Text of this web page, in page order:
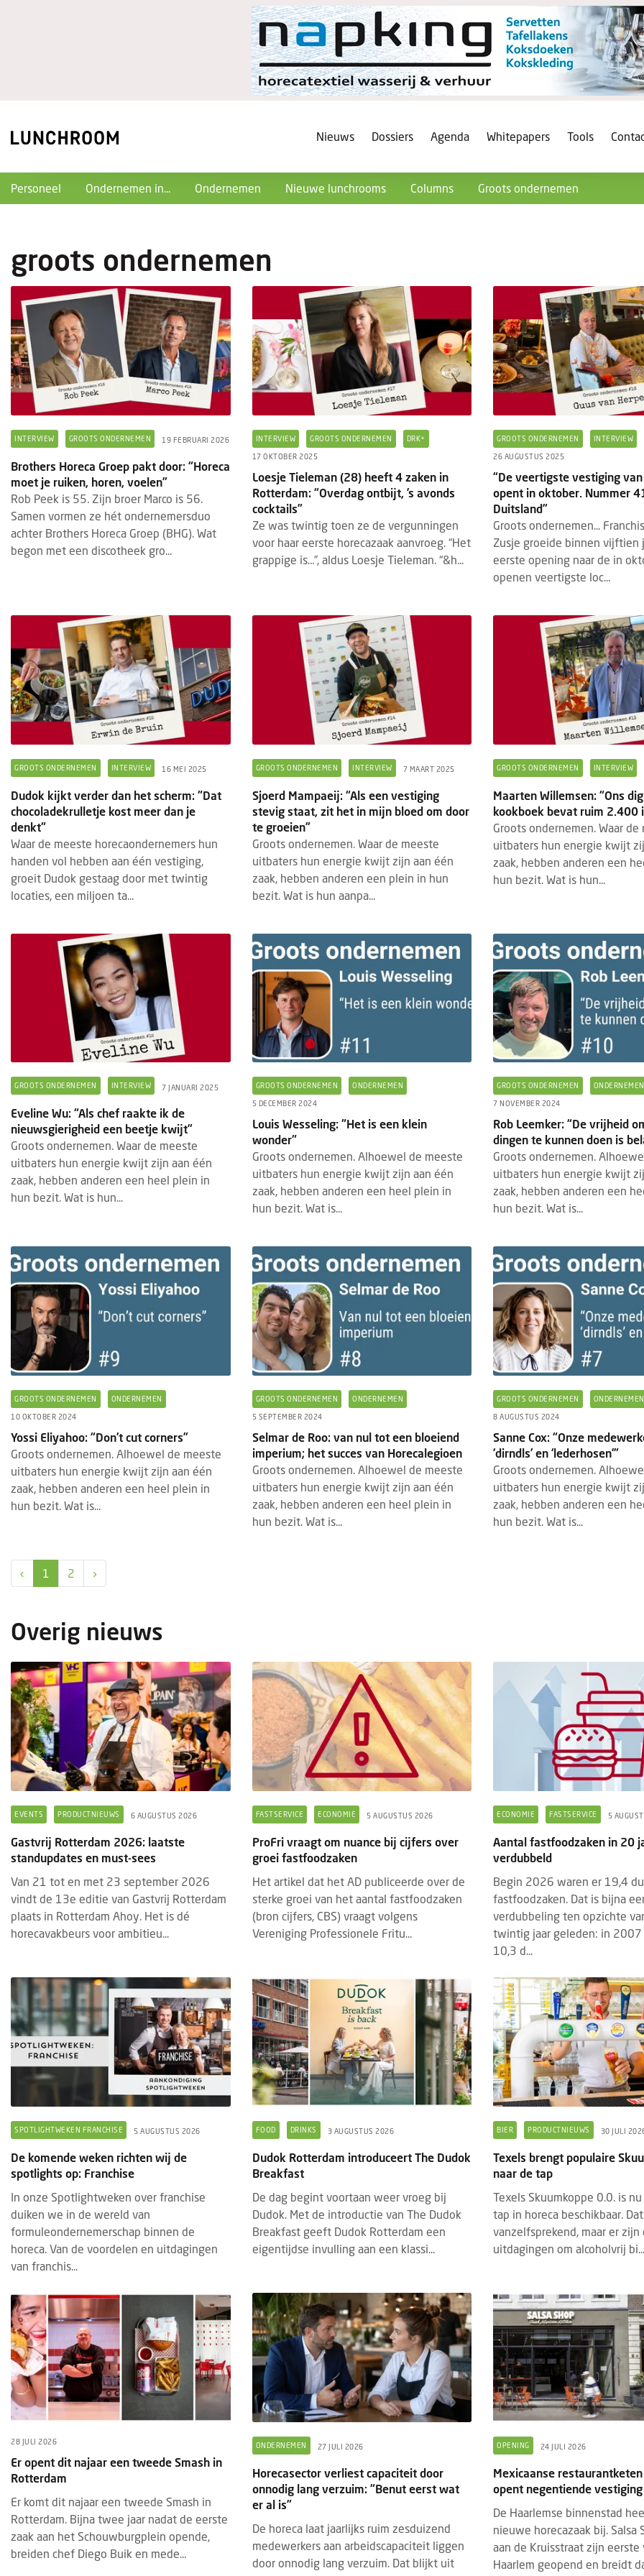
Nieuws Dossiers Agenda Whitepapers Tools
Personeel Ondernemen in... Ondernemen Nieuwe lunchrooms Columns Groots ondernemen
groots ondernemen
INTERVIEW GROOTS ONDERNEMEN 19 FEBRUARI 2026
Brothers Horeca Groep pakt door: “Horeca
moet je ruiken, horen, voelen”
Rob Peek is 55. Zijn broer Marco is 56.
Samen vormen ze hét ondernemersduo
achter Brothers Horeca Groep (BHG). Wat
begon met een discotheek gro...
INTERVIEW GROOTS ONDERNEMEN DRK+
17 OKTOBER 2025
Loesje Tieleman (28) heeft 4 zaken in
Rotterdam: “Overdag ontbijt, ’s avonds
cocktails”
Ze was twintig toen ze de vergunningen
voor haar eerste horecazaak aanvroeg. “Het
grappige is…”, aldus Loesje Tieleman. “&h...
GROOTS ONDERNEMEN INTERVIEW
26 AUGUSTUS 2025
“De veertigste vestiging van
opent in oktober. Nummer
Duitsland”
Groots ondernemen...
Zusje groeide binnen vijftien
eerste opening naar de in
openen veertigste loc...
GROOTS ONDERNEMEN INTERVIEW 16 MEI 2025
Dudok kijkt verder dan het scherm: "Dat
chocoladekrulletje kost meer dan je
denkt"
Waar de meeste horecaondernemers hun
handen vol hebben aan één vestiging,
groeit Dudok gestaag door met twintig
locaties, een miljoen ta...
GROOTS ONDERNEMEN INTERVIEW 7 MAART 2025
Sjoerd Mampaeij: “Als een vestiging
stevig staat, zit het in mijn bloed om door
te groeien”
Groots ondernemen. Waar de meeste
uitbaters hun energie kwijt zijn aan één
zaak, hebben anderen een plein in hun
bezit. Wat is hun aanpa...
GROOTS ONDERNEMEN INTERVIEW
Maarten Willemsen: “Ons
kookboek bevat ruim 2.400
Groots ondernemen. Waar de
uitbaters hun energie kwijt
zaak, hebben anderen een
hun bezit. Wat is hun...
GROOTS ONDERNEMEN INTERVIEW 7 JANUARI 2025
Eveline Wu: “Als chef raakte ik de
nieuwsgierigheid een beetje kwijt”
Groots ondernemen. Waar de meeste
uitbaters hun energie kwijt zijn aan één
zaak, hebben anderen een heel plein in
hun bezit. Wat is hun...
GROOTS ONDERNEMEN ONDERNEMEN
5 DECEMBER 2024
Louis Wesseling: "Het is een klein
wonder"
Groots ondernemen. Alhoewel de meeste
uitbaters hun energie kwijt zijn aan één
zaak, hebben anderen een heel plein in
hun bezit. Wat is...
GROOTS ONDERNEMEN ONDERNEMEN
7 NOVEMBER 2024
Rob Leemker: “De vrijheid
dingen te kunnen doen is
Groots ondernemen.
uitbaters hun energie kwijt
zaak, hebben anderen een
hun bezit. Wat is...
GROOTS ONDERNEMEN ONDERNEMEN
10 OKTOBER 2024
Yossi Eliyahoo: “Don’t cut corners”
Groots ondernemen. Alhoewel de meeste
uitbaters hun energie kwijt zijn aan één
zaak, hebben anderen een heel plein in
hun bezit. Wat is...
GROOTS ONDERNEMEN ONDERNEMEN
5 SEPTEMBER 2024
Selmar de Roo: van nul tot een bloeiend
imperium; het succes van Horecalegioen
Groots ondernemen. Alhoewel de meeste
uitbaters hun energie kwijt zijn aan één
zaak, hebben anderen een heel plein in
hun bezit. Wat is...
GROOTS ONDERNEMEN ONDERNEMEN
8 AUGUSTUS 2024
Sanne Cox: “Onze
‘dirndls’ en ‘lederhosen’”
Groots ondernemen.
uitbaters hun energie kwijt
zaak, hebben anderen een
hun bezit. Wat is...
‹ 1 2 ›
Overig nieuws
EVENTS PRODUCTNIEUWS 6 AUGUSTUS 2026
Gastvrij Rotterdam 2026: laatste
standupdates en must-sees
Van 21 tot en met 23 september 2026
vindt de 13e editie van Gastvrij Rotterdam
plaats in Rotterdam Ahoy. Het is dé
horecavakbeurs voor ambitieu...
FASTSERVICE ECONOMIE 5 AUGUSTUS 2026
ProFri vraagt om nuance bij cijfers over
groei fastfoodzaken
Het artikel dat het AD publiceerde over de
sterke groei van het aantal fastfoodzaken
(bron cijfers, CBS) vraagt volgens
Vereniging Professionele Fritu...
ECONOMIE FASTSERVICE 5
Aantal fastfoodzaken in 20
verdubbeld
Begin 2026 waren er 19,4
fastfoodzaken. Dat is bijna
verdubbeling ten opzichte
twintig jaar geleden: in
10,3 d...
SPOTLIGHTWEKEN FRANCHISE 5 AUGUSTUS 2026
De komende weken richten wij de
spotlights op: Franchise
In onze Spotlightweken over franchise
duiken we in de wereld van
formuleondernemerschap binnen de
horeca. Van de voordelen en uitdagingen
van franchis...
FOOD DRINKS 3 AUGUSTUS 2026
Dudok Rotterdam introduceert The Dudok
Breakfast
De dag begint voortaan weer vroeg bij
Dudok. Met de introductie van The Dudok
Breakfast geeft Dudok Rotterdam een
eigentijdse invulling aan een klassi...
BIER PRODUCTNIEUWS 30 JULI
Texels brengt populaire
naar de tap
Texels Skuumkoppe 0.0. is
tap in horeca beschikbaar.
vanzelfsprekend, maar er zijn
uitdagingen om alcoholvrij bi...
28 JULI 2026
Er opent dit najaar een tweede Smash in
Rotterdam
Er komt dit najaar een tweede Smash in
Rotterdam. Bijna twee jaar nadat de eerste
zaak aan het Schouwburgplein opende,
breiden chef Diego Buik en mede...
ONDERNEMEN 27 JULI 2026
Horecasector verliest capaciteit door
onnodig lang verzuim: “Benut eerst wat
er al is”
De horeca laat jaarlijks ruim zesduizend
medewerkers aan arbeidscapaciteit liggen
door onnodig lang verzuim. Dat blijkt uit
OPENING 24 JULI 2026
Mexicaanse restaurantketen
opent negentiende vestiging
De Haarlemse binnenstad
nieuwe horecazaak bij. Salsa
aan de Kruisstraat zijn
Haarlem geopend en breidt
De komende weken richten wij de
spotlights op: Franchise
In onze Spotlightweken over franchise
duiken we in de wereld van
formuleondernemerschap binnen de
van franchis...
Gastvrij Rotterdam 2026: laatste
standupdates en must-sees
Van 21 tot en met 23 september 2026
vindt de 13e editie van Gastvrij Rotterdam
plaats in Rotterdam Ahoy. Het is dé
Dudok Rotterdam
Breakfast
De dag begint voortaan
Dudok. Met de
Breakfast geeft Dudok
28 JULI 2025
Rotterdam belichten horecatrends
Tijdens Gastvrij Rotterdam, van 22 tot en
met 24 september 2025, vormen de
themapaviljoens opnieuw een
BRANDED CONTENT
Inschrijving Horecava Awards 2027
geopend
De inschrijving voor de Horecava Awards
2027 is geopend. Vanaf vandaag kunnen
bedrijven, startups en ondernemers uit de
BRANDED CONTENT
4 MAART 2026
Wat Temper-
gen Z en flexibele
2026
Er gaan veel verhalen
zijn lui, minder loyaal en